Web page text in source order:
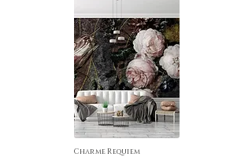
Charme Requiem